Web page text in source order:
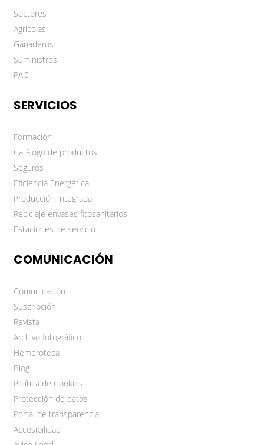
Sectores
Agrícolas
Ganaderos
Suministros
PAC
SERVICIOS
Formación
Catálogo de productos
Seguros
Eficiencia Energética
Producción Integrada
Reciclaje envases fitosanitarios
Estaciones de servicio
COMUNICACIÓN
Comunicación
Suscripción
Revista
Archivo fotográfico
Hemeroteca
Blog
Política de Cookies
Protección de datos
Portal de transparencia
Accesibilidad